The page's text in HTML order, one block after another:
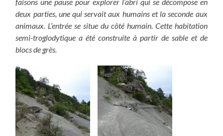
deux parties, une qui servait aux humains et la seconde aux
animaux. L’entrée se situe du côté humain. Cette habitation
semi-troglodytiquea été construite à partir de sable et de
blocs de grès.